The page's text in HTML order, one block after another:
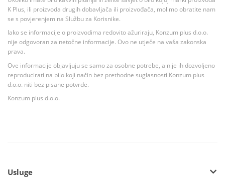
K Plus, ili proizvoda drugih dobavljača ili proizvođača, molimo obratite nam
se s povjerenjem na Službu za Korisnike.
Iako se informacije o proizvodima redovito ažuriraju, Konzum plus d.o.o.
nije odgovoran za netočne informacije. Ovo ne utječe na vaša zakonska
prava.
Ove informacije objavljuju se samo za osobne potrebe, a nije ih dozvoljeno
reproducirati na bilo koji način bez prethodne suglasnosti Konzum plus
d.o.o. niti bez pisane potvrde.
Konzum plus d.o.o.
Usluge